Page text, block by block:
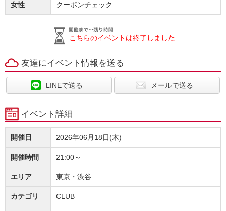
女性 クーポンチェック
こちらのイベントは終了しました
友達にイベント情報を送る
LINEで送る メールで送る
イベント詳細
開催日 2026年06月18日(木)
開催時間 21:00～
エリア 東京・渋谷
カテゴリ CLUB